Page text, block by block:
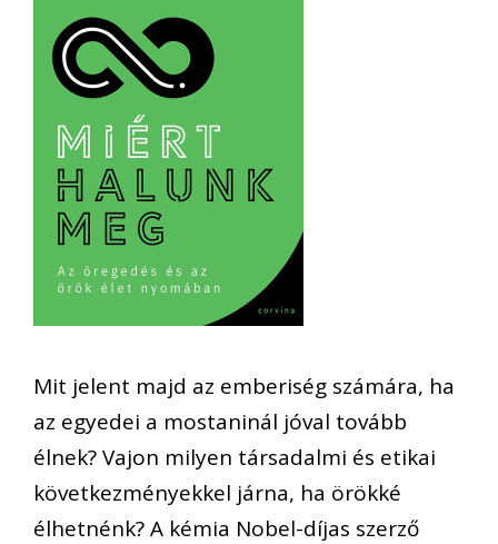
Mit jelent majd az emberiség számára, ha
az egyedei a mostaninál jóval tovább
élnek? Vajon milyen társadalmi és etikai
következményekkel járna, ha örökké
élhetnénk? A kémia Nobel-díjas szerző